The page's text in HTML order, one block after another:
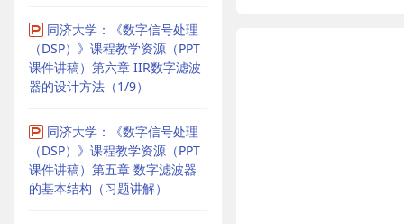
同济大学：《数字信号处理
（DSP）》课程教学资源（PPT
课件讲稿）第六章 IIR数字滤波
器的设计方法（1/9）
同济大学：《数字信号处理
（DSP）》课程教学资源（PPT
课件讲稿）第五章 数字滤波器
的基本结构（习题讲解）